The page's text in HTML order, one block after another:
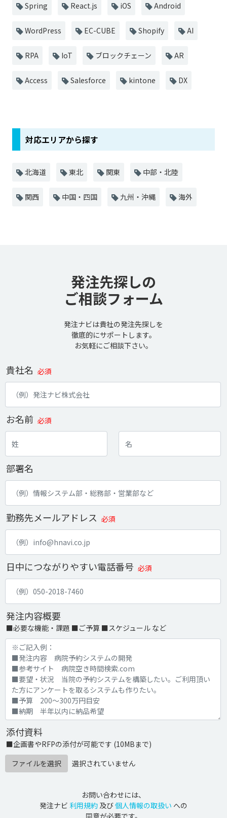
Spring React.js iOS Android
WordPress EC-CUBE Shopify AI
RPA IoT ブロックチェーン AR
Access Salesforce kintone DX
対応エリアから探す
北海道 東北 関東 中部・北陸
関西 中国・四国 九州・沖縄 海外
発注先探しの
ご相談フォーム
発注ナビは貴社の発注先探しを
徹底的にサポートします。
お気軽にご相談下さい。
貴社名 必須
お名前 必須
部署名
勤務先メールアドレス 必須
日中につながりやすい電話番号 必須
発注内容概要
■必要な機能・課題 ■ご予算 ■スケジュール など
添付資料
■企画書やRFPの添付が可能です (10MBまで)
ファイルを選択
選択されていません
お問い合わせには、
発注ナビ 利用規約 及び個人情報の取扱い への
同意が必要です。